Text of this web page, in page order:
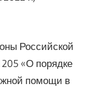
Российской
«О порядке
помощи в